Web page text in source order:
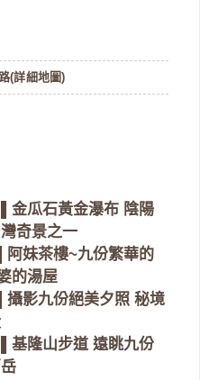
(詳細地圖)
金瓜石黃金瀑布 陰陽
奇景之一
阿妹茶樓~九份繁華的
的湯屋
攝影九份絕美夕照 秘境
基隆山步道 遠眺九份